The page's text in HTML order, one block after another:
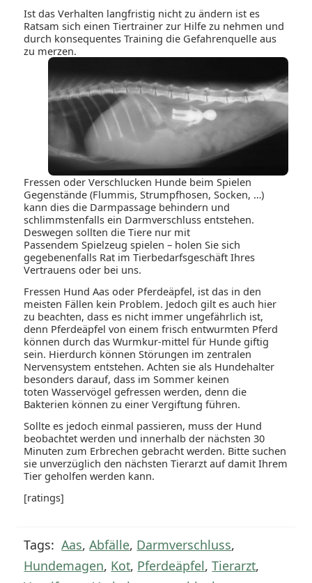
Ist das Verhalten langfristig nicht zu ändern ist es
Ratsam sich einen Tiertrainer zur Hilfe zu nehmen und
durch konsequentes Training die Gefahrenquelle aus
zu merzen.
Fressen oder Verschlucken Hunde beim Spielen
Gegenstände (Flummis, Strumpfhosen, Socken, …)
kann dies die Darmpassage behindern und
schlimmstenfalls ein Darmverschluss entstehen.
Deswegen sollten die Tiere nur mit
Passendem Spielzeug spielen – holen Sie sich
gegebenenfalls Rat im Tierbedarfsgeschäft Ihres
Vertrauens oder bei uns.
Fressen Hund Aas oder Pferdeäpfel, ist das in den
meisten Fällen kein Problem. Jedoch gilt es auch hier
zu beachten, dass es nicht immer ungefährlich ist,
denn Pferdeäpfel von einem frisch entwurmten Pferd
können durch das Wurmkur-mittel für Hunde giftig
sein. Hierdurch können Störungen im zentralen
Nervensystem entstehen. Achten sie als Hundehalter
besonders darauf, dass im Sommer keinen
toten Wasservögel gefressen werden, denn die
Bakterien können zu einer Vergiftung führen.
Sollte es jedoch einmal passieren, muss der Hund
beobachtet werden und innerhalb der nächsten 30
Minuten zum Erbrechen gebracht werden. Bitte suchen
sie unverzüglich den nächsten Tierarzt auf damit Ihrem
Tier geholfen werden kann.
[ratings]
Tags:Aas,Abfälle, Darmverschluss,
Hundemagen, Kot, Pferdeäpfel,Tierarzt,